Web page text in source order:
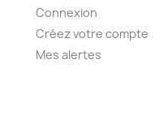
Connexion
Créez votre compte
Mes alertes